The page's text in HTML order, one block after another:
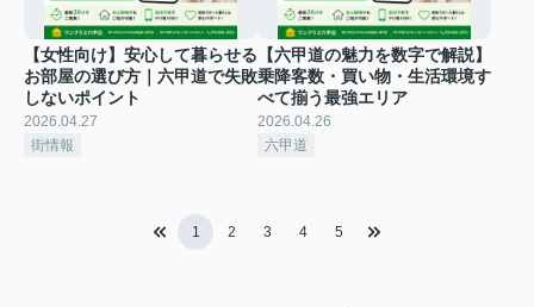
【女性向け】安心して暮らせる
お部屋の選び方｜六甲道で失敗
しないポイント
2026.04.27
街情報
【六甲道の魅力を数字で解説】
乗降客数・買い物・生活環境す
べて揃う最強エリア
2026.04.26
六甲道
1 2 3 4 5